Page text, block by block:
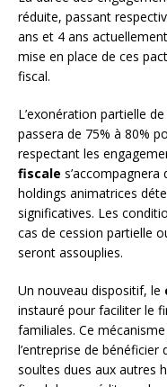
réduite, passant
ans et 4 ans
mise en place de ces
fiscal.
L’exonération partielle
passera de 75% à 80%
respectant les
fiscale s’accompagnera
holdings animatrices
significatives. Les
cas de cession partielle
seront assouplies.
Un nouveau dispositif, le
instauré pour faciliter le
familiales. Ce
l’entreprise de bénéficier
soultes dues aux autres